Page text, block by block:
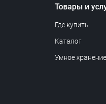
Товары и
Где купить
Каталог
Умное хранение